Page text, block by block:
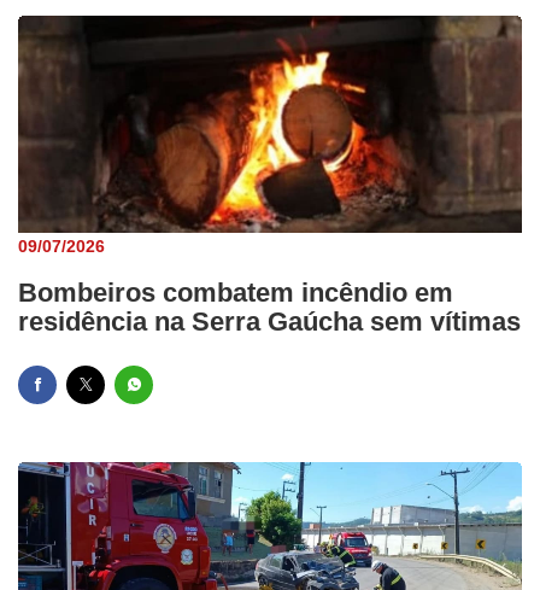
09/07/2026
Bombeiros combatem incêndio em
residência na Serra Gaúcha sem vítimas